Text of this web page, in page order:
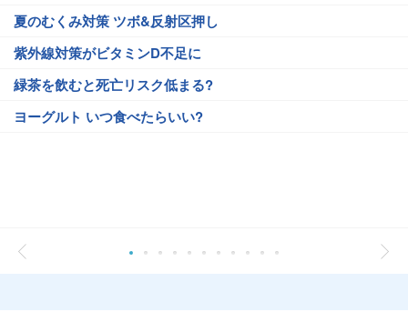
夏のむくみ対策 ツボ&反射区押し
紫外線対策がビタミンD不足に
緑茶を飲むと死亡リスク低まる?
ヨーグルト いつ食べたらいい?